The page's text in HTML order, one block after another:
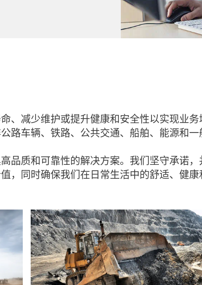
、减少维护或提升健康和安全性以实现业
路车辆、铁路、公共交通、船舶、能源和一
品质和可靠性的解决方案。我们坚守承诺
，同时确保我们在日常生活中的舒适、健康